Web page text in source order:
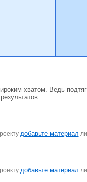
хватом. Ведь
добавьте материал
добавьте материал